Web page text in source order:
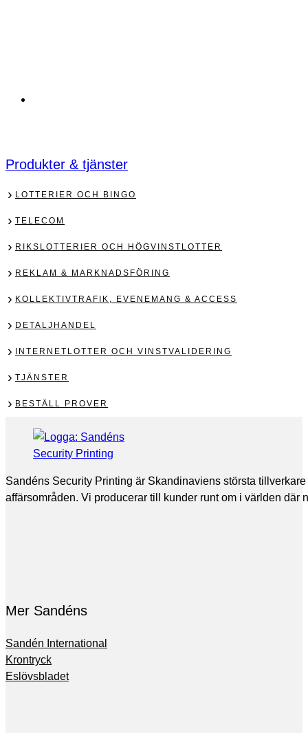
Produkter & tjänster
LOTTERIER OCH BINGO
TELECOM
RIKSLOTTERIER OCH HÖGVINSTLOTTER
REKLAM & MARKNADSFÖRING
KOLLEKTIVTRAFIK, EVENEMANG & ACCESS
DETALJHANDEL
INTERNETLOTTER OCH VINSTVALIDERING
TJÄNSTER
BESTÄLL PROVER
Sandéns Security Printing är Skandinaviens största
affärsområden. Vi producerar till kunder runt om i världen där
Mer Sandéns
Sandén International
Krontryck
Eslövsbladet